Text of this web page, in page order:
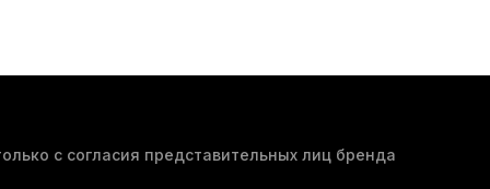
с согласия представительных лиц бренда